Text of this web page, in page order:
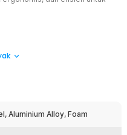
plate yang sudah
dapat dilepas, memberi
dovetail lain melalui ulir 1/4
Aluminium Alloy, Foam